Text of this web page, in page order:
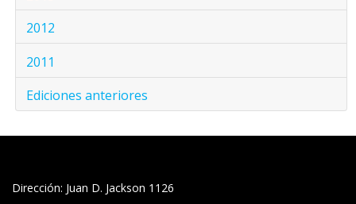
2012
2011
Ediciones anteriores
Dirección: Juan D. Jackson 1126